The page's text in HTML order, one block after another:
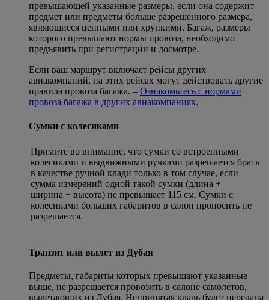
превышающей указанные размеры, если она содержит
предмет или предметы больше разрешенного размера,
являющиеся ценными или хрупкими. Багаж, размеры
которого превышают нормы провоза, необходимо
предъявить при регистрации и досмотре.
Если ваш маршрут включает рейсы других
авиакомпаний, на этих рейсах могут действовать другие
правила провоза багажа. – Ознакомьтесь с нормами
провоза багажа в других авиакомпаниях.
Сумки с колесиками
Примите во внимание, что сумки со встроенными
колесиками и выдвижными ручками разрешается брать
в качестве ручной клади только в том случае, если
сумма измерений одной такой сумки (длина +
ширина + высота) не превышает 115 см. Сумки с
колесиками больших габаритов в салон проносить не
разрешается.
Транзит или вылет из Дубая
Предметы, габариты которых превышают указанные
выше, не разрешается провозить в салоне самолетов,
вылетающих из Дубая. Непринятая кладь будет передана